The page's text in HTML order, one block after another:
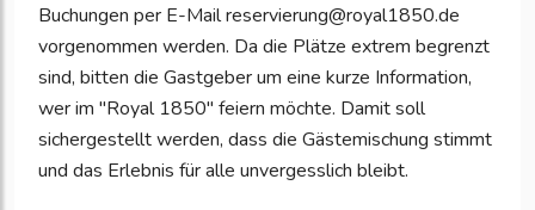
Buchungen per E-Mail reservierung@royal1850.de
vorgenommen werden. Da die Plätze extrem begrenzt
sind, bitten die Gastgeber um eine kurze Information,
wer im "Royal 1850" feiern möchte. Damit soll
sichergestellt werden, dass die Gästemischung stimmt
und das Erlebnis für alle unvergesslich bleibt.